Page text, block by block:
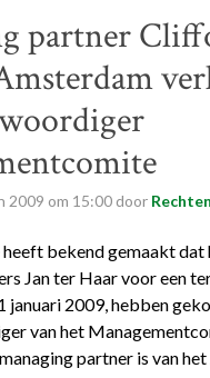
partner
2009 om 15:00 door
bekend gemaakt dat
Jan ter Haar voor een
januari 2009, hebben
van het
partner is van